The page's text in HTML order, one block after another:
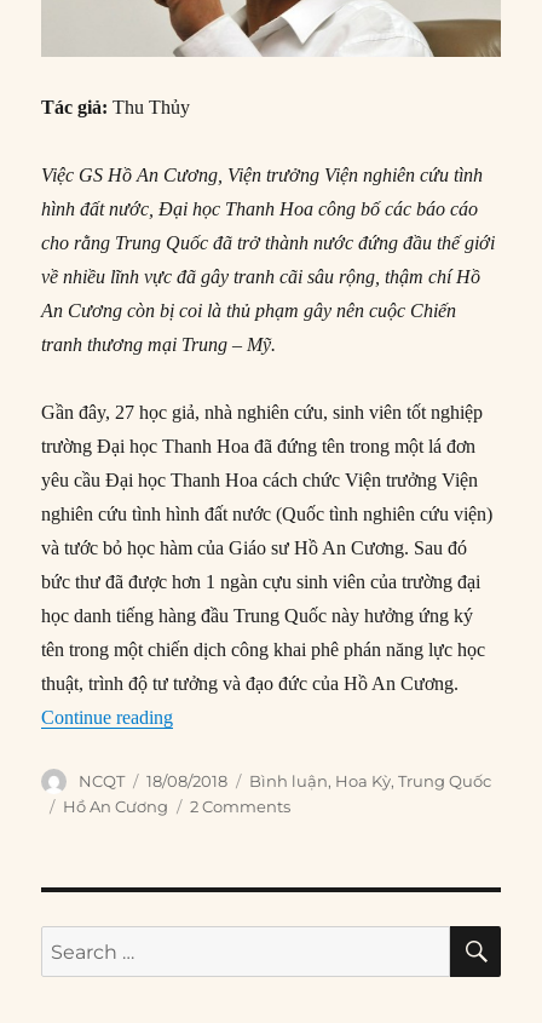
Tác giả: Thu Thủy
Việc GS Hồ An Cương, Viện trưởng Viện nghiên cứu tình
hình đất nước, Đại học Thanh Hoa công bố các báo cáo
cho rằng Trung Quốc đã trở thành nước đứng đầu thế giới
về nhiều lĩnh vực đã gây tranh cãi sâu rộng, thậm chí Hồ
An Cương còn bị coi là thủ phạm gây nên cuộc Chiến
tranh thương mại Trung – Mỹ.
Gần đây, 27 học giả, nhà nghiên cứu, sinh viên tốt nghiệp
trường Đại học Thanh Hoa đã đứng tên trong một lá đơn
yêu cầu Đại học Thanh Hoa cách chức Viện trưởng Viện
nghiên cứu tình hình đất nước (Quốc tình nghiên cứu viện)
và tước bỏ học hàm của Giáo sư Hồ An Cương. Sau đó
bức thư đã được hơn 1 ngàn cựu sinh viên của trường đại
học danh tiếng hàng đầu Trung Quốc này hưởng ứng ký
tên trong một chiến dịch công khai phê phán năng lực học
thuật, trình độ tư tưởng và đạo đức của Hồ An Cương.
Continue reading“GS Hồ An Cương và thuyết ‘Trung Quốc đã
Author
NCQT
Posted
on
18/08/2018 Categories
Bình luận, Hoa Kỳ,Trung Quốc
Tags
Hồ An Cương 2 Comments
Search
for: